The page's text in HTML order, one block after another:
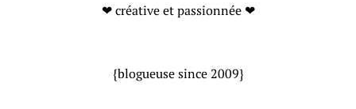
❤ créative et passionnée ❤
{blogueuse since 2009}